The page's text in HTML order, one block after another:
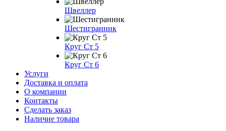
Швеллер
Шестигранник
Круг Ст 5
Круг Ст 6
Услуги
Доставка и оплата
О компании
Контакты
Сделать заказ
Наличие товара